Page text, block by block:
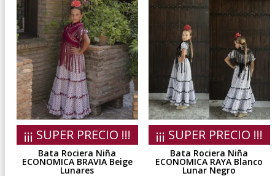
hasta
99,95 €
hasta
99,95 €
¡¡¡ SUPER PRECIO !!!
Bata Rociera Niña
ECONOMICA BRAVIA Beige
Lunares
¡¡¡ SUPER PRECIO !!!
Bata Rociera Niña
ECONOMICA RAYA Blanco
Lunar Negro